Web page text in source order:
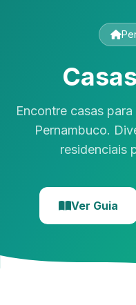
Encontre casas
Pernambuco.
residenciais
Ver Guia